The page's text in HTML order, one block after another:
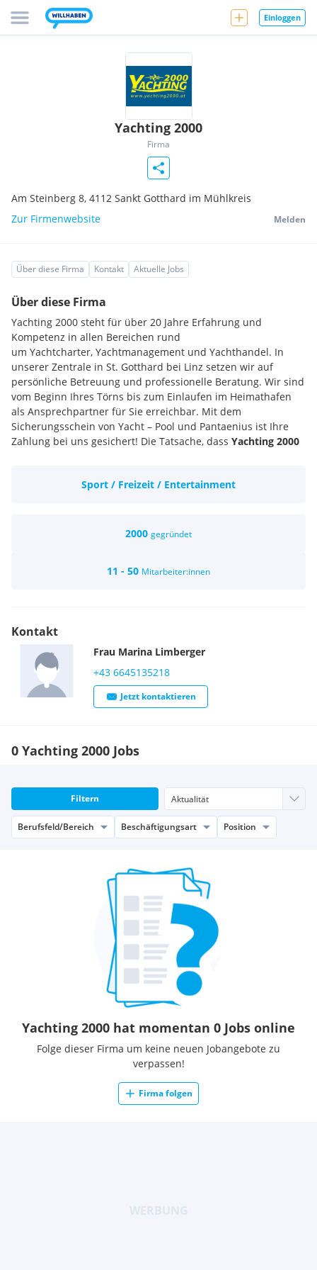
Einloggen
Yachting 2000
Firma
Am Steinberg 8, 4112 Sankt Gotthard im Mühlkreis
Zur Firmenwebsite
Melden
Über diese Firma Kontakt Aktuelle Jobs
Über diese Firma
Yachting 2000 steht für über 20 Jahre Erfahrung und
Kompetenz in allen Bereichen rund
um Yachtcharter, Yachtmanagement und Yachthandel. In
unserer Zentrale in St. Gotthard bei Linz setzen wir auf
persönliche Betreuung und professionelle Beratung. Wir sind
vom Beginn Ihres Törns bis zum Einlaufen im Heimathafen
als Ansprechpartner für Sie erreichbar. Mit dem
Sicherungsschein von Yacht – Pool und Pantaenius ist Ihre
Zahlung bei uns gesichert! Die Tatsache, dass Yachting 2000
Angebot. Dies gilt ebenso für unsere Partnerschaften mit
Ein interessantes und vielseitiges Aufgabengebiet.
Sport / Freizeit / Entertainment
2000 gegründet
11 - 50 Mitarbeiter:innen
Kontakt
Frau Marina Limberger
+43 6645135218
Jetzt kontaktieren
0 Yachting 2000 Jobs
Filtern
Berufsfeld/Bereich Beschäftigungsart Position
Yachting 2000 hat momentan 0 Jobs online
Folge dieser Firma um keine neuen Jobangebote zu
verpassen!
Firma folgen